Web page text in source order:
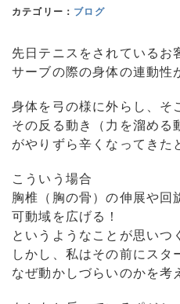
カテゴリー： ブログ
先日テニスをされているお
サーブの際の身体の連動性
身体を弓の様に外らし、そ
その反る動き（力を溜める
がやりずら辛くなってきた
こういう場合
胸椎（胸の骨）の伸展や回
可動域を広げる！
というようなことが思いつ
しかし、私はその前にスタ
なぜ動かしづらいのかを考